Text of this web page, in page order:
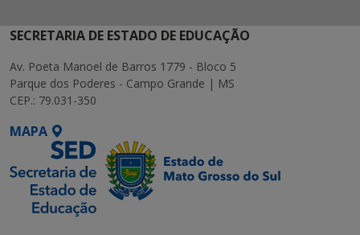
SECRETARIA DE ESTADO DE EDUCAÇÃO
Av. Poeta Manoel de Barros 1779 - Bloco 5
Parque dos Poderes - Campo Grande | MS
CEP.: 79.031-350
MAPA